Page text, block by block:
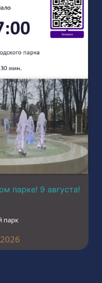
парке! 9 августа!
парк